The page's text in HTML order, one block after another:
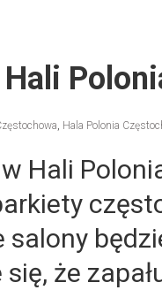
, Hala Polonia
Hali
że